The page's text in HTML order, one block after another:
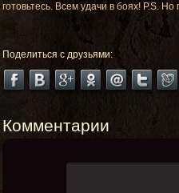
готовьтесь. Всем удачи в боях! P.S.
Поделиться с друзьями:
Комментарии